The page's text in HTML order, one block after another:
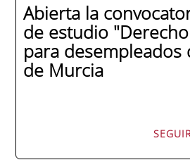
Abierta la
de estudio
para desempleados
de Murcia